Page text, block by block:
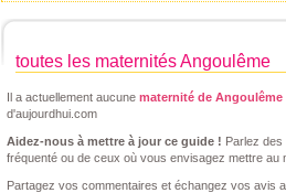
toutes les maternités Angoulême
Il a actuellement aucune maternité de Angoulême
d'aujourdhui.com
Aidez-nous à mettre à jour ce guide ! Parlez
fréquenté ou de ceux où vous envisagez mettre au
Partagez vos commentaires et échangez vos avis